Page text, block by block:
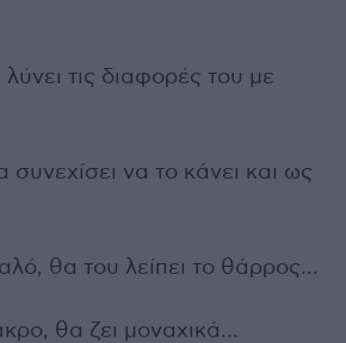
τις διαφορές του με
συνεχίσει να το κάνει και ως
θα του λείπει το θάρρος…
θα ζει μοναχικά…